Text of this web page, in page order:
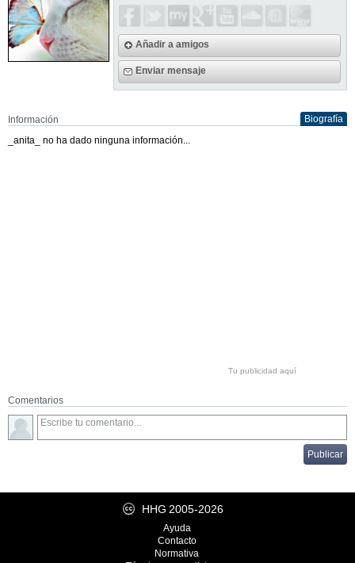
Añadir a amigos
Enviar mensaje
Información
Biografía
_anita_ no ha dado ninguna información...
Tu publicidad aquí
Comentarios
HHG 2005-2026
Ayuda
Contacto
Normativa